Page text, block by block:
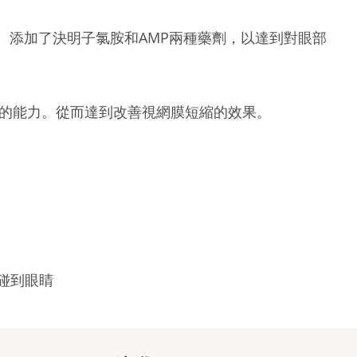
加了決明子氯胺和AMP兩種藥劑，以達到對眼部
力。從而達到改善視網膜短縮的效果。
到眼睛